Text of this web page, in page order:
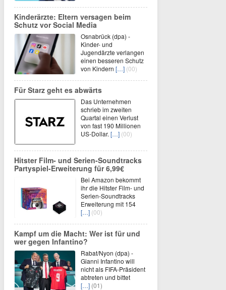
Kinderärzte: Eltern versagen beim
Schutz vor Social Media
Osnabrück (dpa) -
Kinder- und
Jugendärzte verlangen
einen besseren Schutz
von Kindern […] (00)
Für Starz geht es abwärts
Das Unternehmen
schrieb im zweiten
Quartal einen Verlust
von fast 190 Millionen
US-Dollar. […] (00)
Hitster Film- und Serien-Soundtracks
Partyspiel-Erweiterung für 6,99€
Bei Amazon bekommt
ihr die Hitster Film- und
Serien-Soundtracks
Erweiterung mit 154
[…] (00)
Kampf um die Macht: Wer ist für und
wer gegen Infantino?
Rabat/Nyon (dpa) -
Gianni Infantino will
nicht als FIFA-Präsident
abtreten und bittet
[…] (01)